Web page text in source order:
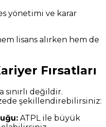
yönetimi ve karar
lisans alırken hem de
Fırsatları
sınırlı değildir.
şekillendirebilirsiniz:
ATPL ile büyük